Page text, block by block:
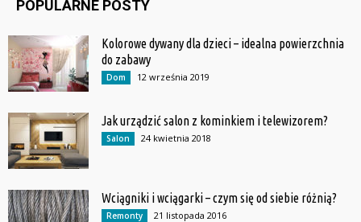
POPULARNE POSTY
Kolorowe dywany dla dzieci – idealna powierzchnia
do zabawy
Dom 12 września 2019
Jak urządzić salon z kominkiem i telewizorem?
Salon 24 kwietnia 2018
Wciągniki i wciągarki – czym się od siebie różnią?
Remonty 21 listopada 2016